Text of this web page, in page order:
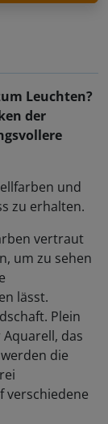
Leuchten?
der
und
zu erhalten.
vertraut
um zu sehen
lässt.
Plein
das
die
verschiedene